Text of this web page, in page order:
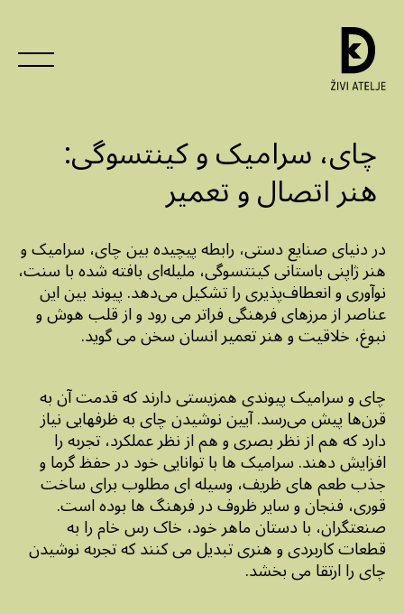
چای، سرامیک و کینتسوگی:
هنر اتصال و تعمیر
در دنیای صنایع دستی، رابطه پیچیده بین چای، سرامیک و
هنر ژاپنی باستانی کینتسوگی، ملیله‌ای بافته شده با سنت،
نوآوری و انعطاف‌پذیری را تشکیل می‌دهد. پیوند بین این
عناصر از مرزهای فرهنگی فراتر می رود و از قلب هوش و
نبوغ، خلاقیت و هنر تعمیر انسان سخن می گوید.
چای و سرامیک پیوندی همزیستی دارند که قدمت آن به
قرن‌ها پیش می‌رسد. آیین نوشیدن چای به ظرفهایی نیاز
دارد که هم از نظر بصری و هم از نظر عملکرد، تجربه را
افزایش دهند. سرامیک ها با توانایی خود در حفظ گرما و
جذب طعم های ظریف، وسیله ای مطلوب برای ساخت
قوری، فنجان و سایر ظروف در فرهنگ ها بوده است.
صنعتگران، با دستان ماهر خود، خاک رس خام را به
قطعات کاربردی و هنری تبدیل می کنند که تجربه نوشیدن
چای را ارتقا می بخشد.